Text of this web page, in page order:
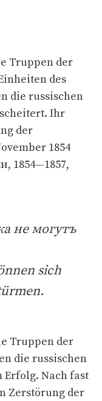
Truppen der
des
die russischen
Ihr
der
1854
1854—1857,
не могутъ
sich
Truppen der
die russischen
Erfolg. Nach fast
Zerstörung der